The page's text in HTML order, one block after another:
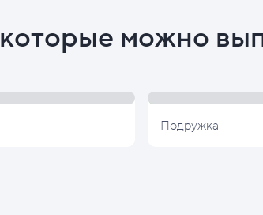
можно
Подружка